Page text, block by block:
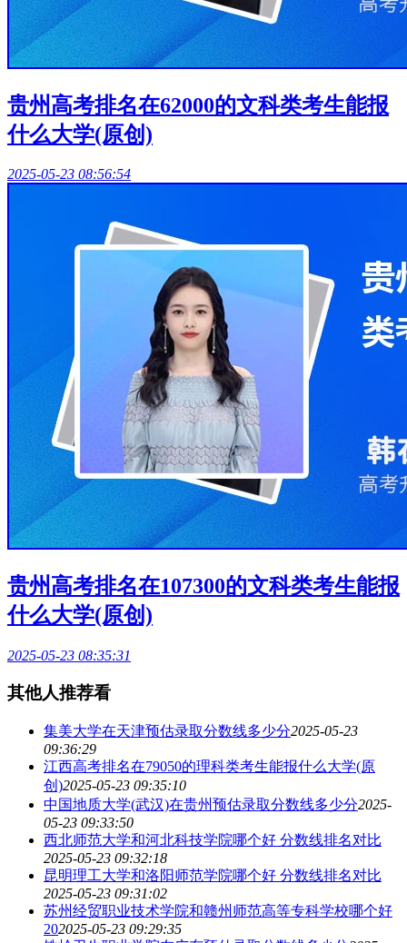
贵州高考排名在62000的文科类考生能报
什么大学(原创)
2025-05-23 08:56:54
贵州高考排名在107300的文科类考生能报
什么大学(原创)
2025-05-23 08:35:31
其他人推荐看
集美大学在天津预估录取分数线多少分2025-05-23
09:36:29
江西高考排名在79050的理科类考生能报什么大学(原
创)2025-05-23 09:35:10
中国地质大学(武汉)在贵州预估录取分数线多少分2025-
05-23 09:33:50
西北师范大学和河北科技学院哪个好 分数线排名对比
2025-05-23 09:32:18
昆明理工大学和洛阳师范学院哪个好 分数线排名对比
2025-05-23 09:31:02
苏州经贸职业技术学院和赣州师范高等专科学校哪个好
202025-05-23 09:29:35